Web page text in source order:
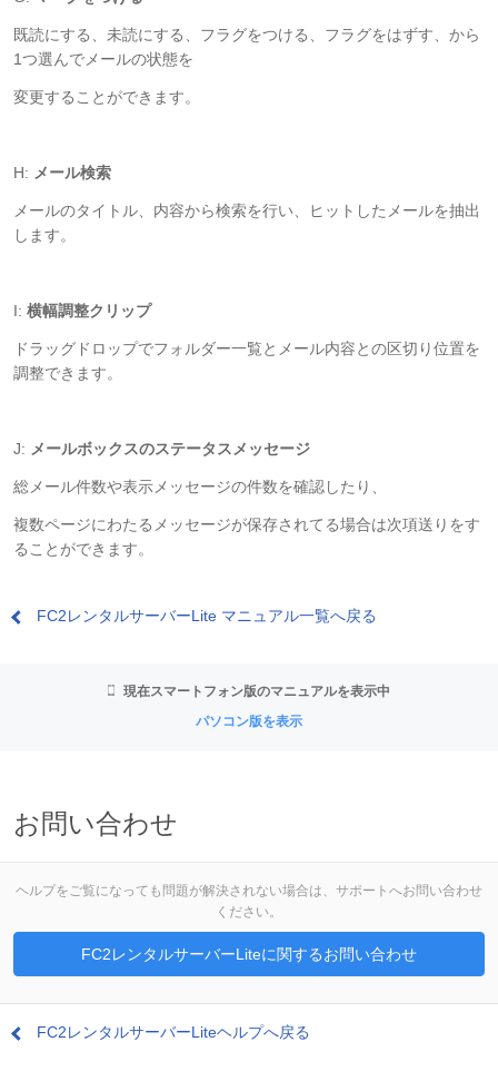
既読にする、未読にする、フラグをつける、フラグをはずす、から
1つ選んでメールの状態を
変更することができます。
H: メール検索
メールのタイトル、内容から検索を行い、ヒットしたメールを抽出
します。
I: 横幅調整クリップ
ドラッグドロップでフォルダー一覧とメール内容との区切り位置を
調整できます。
J: メールボックスのステータスメッセージ
総メール件数や表示メッセージの件数を確認したり、
複数ページにわたるメッセージが保存されてる場合は次項送りをす
ることができます。
FC2レンタルサーバーLite マニュアル一覧へ戻る
現在スマートフォン版のマニュアルを表示中
パソコン版を表示
お問い合わせ
ヘルプをご覧になっても問題が解決されない場合は、サポートへお問い合わせ
ください。
FC2レンタルサーバーLiteに関するお問い合わせ
FC2レンタルサーバーLiteヘルプへ戻る